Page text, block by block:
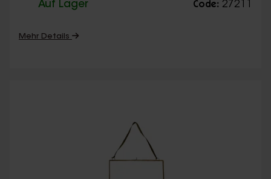
Auf Lager Code: 27211
Mehr Details